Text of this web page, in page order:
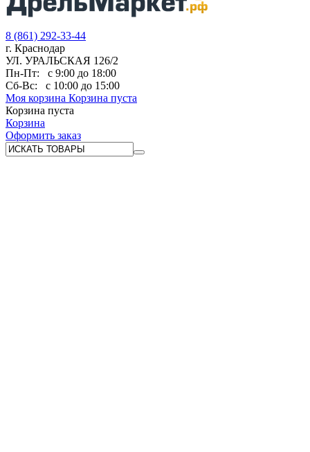
8 (861) 292-33-44
г. Краснодар
УЛ. УРАЛЬСКАЯ 126/2
Пн-Пт:
с 9:00 до 18:00
Сб-Вс:
с 10:00 до 15:00
Моя корзина Корзина пуста
Корзина пуста
Корзина
Оформить заказ